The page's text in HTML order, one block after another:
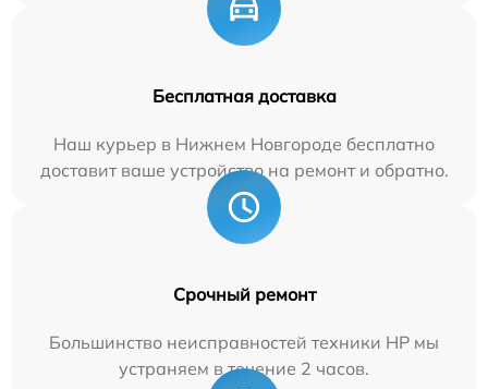
Бесплатная доставка
Наш курьер в Нижнем Новгороде бесплатно
доставит ваше устройство на ремонт и обратно.
Срочный ремонт
Большинство неисправностей техники HP мы
устраняем в течение 2 часов.